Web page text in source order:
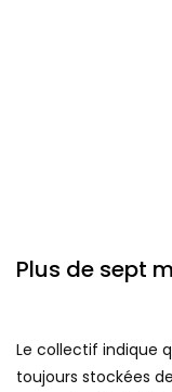
Plus de sept
Le collectif indique
toujours stockées